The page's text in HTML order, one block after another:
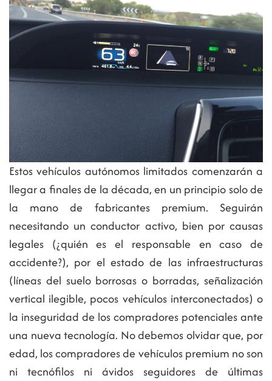
Estos vehículos autónomos limitados comenzarán a
llegar a finales de la década, en un principio solo de
la mano de fabricantes premium. Seguirán
necesitando un conductor activo, bien por causas
legales (¿quién es el responsable en caso de
accidente?), por el estado de las infraestructuras
(líneas del suelo borrosas o borradas, señalización
vertical ilegible, pocos vehículos interconectados) o
la inseguridad de los compradores potenciales ante
una nueva tecnología. No debemos olvidar que, por
edad, los compradores de vehículos premium no son
ni tecnófilos ni ávidos seguidores de últimas